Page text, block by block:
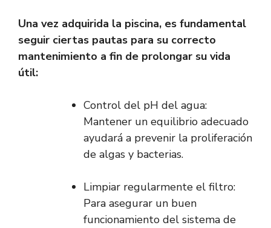
Una vez adquirida la piscina, es fundamental
seguir ciertas pautas para su correcto
mantenimiento a fin de prolongar su vida
útil:
Control del pH del agua:
Mantener un equilibrio adecuado
ayudará a prevenir la proliferación
de algas y bacterias.
Limpiar regularmente el filtro:
Para asegurar un buen
funcionamiento del sistema de